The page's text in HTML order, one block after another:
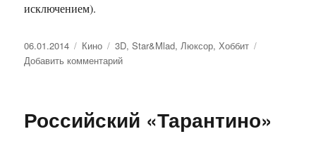
исключением).
Опубликовано
06.01.2014 Рубрики
Кино Метки
3D,Star&Mlad,Люксор,Хоббит
Добавить комментарий
традиции
Российский «Тарантино»